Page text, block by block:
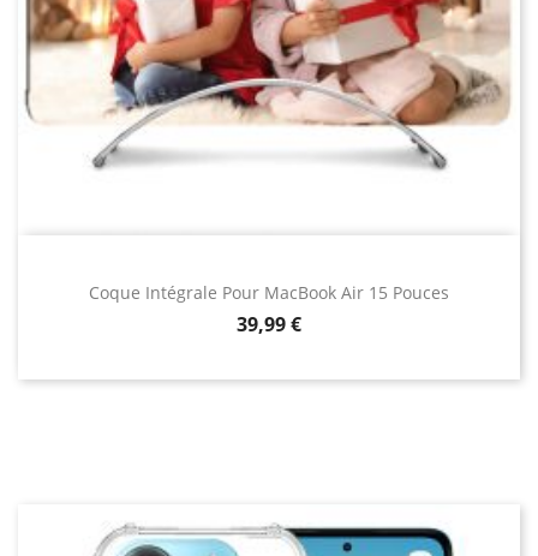
Coque Intégrale Pour MacBook Air 15 Pouces
Prix
39,99 €